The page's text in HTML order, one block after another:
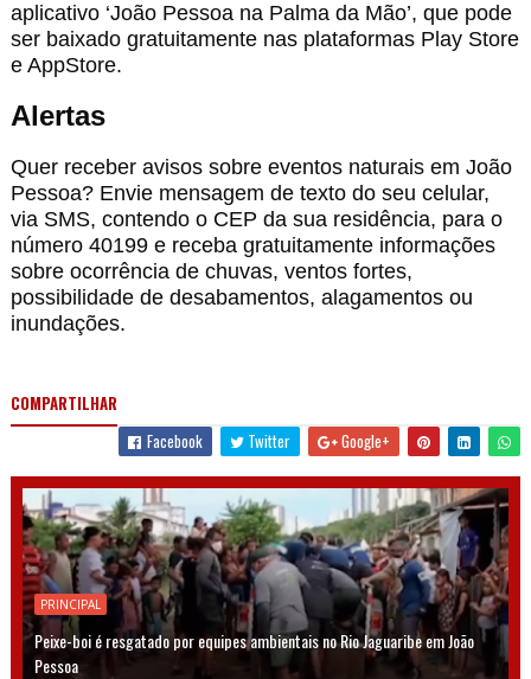
aplicativo ‘João Pessoa na Palma da Mão’, que pode
ser baixado gratuitamente nas plataformas Play Store
e AppStore.
Alertas
Quer receber avisos sobre eventos naturais em João
Pessoa? Envie mensagem de texto do seu celular,
via SMS, contendo o CEP da sua residência, para o
número 40199 e receba gratuitamente informações
sobre ocorrência de chuvas, ventos fortes,
possibilidade de desabamentos, alagamentos ou
inundações.
COMPARTILHAR
Facebook
Twitter Google+
PRINCIPAL
Peixe-boi é resgatado por equipes ambientais no Rio Jaguaribe em João
Pessoa